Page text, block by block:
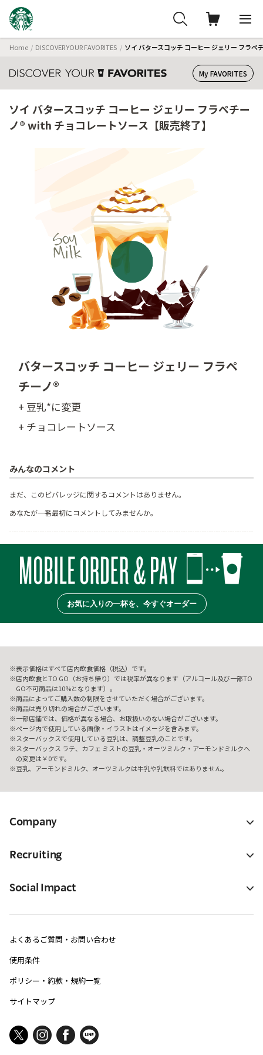
Home DISCOVER YOUR FAVORITES ソイ バタースコッチ コーヒー ジェリー フラ
My FAVORITES
ソイ バタースコッチ コーヒー ジェリー フラペチー
ノ® with チョコレートソース【販売終了】
バタースコッチ コーヒー ジェリー フラペ
チーノ®
+ 豆乳*に変更
+ チョコレートソース
みんなのコメント
まだ、このビバレッジに関するコメントはありません。
あなたが一番最初にコメントしてみませんか。
お気に入りの一杯を、今すぐオーダー
表示価格はすべて店内飲食価格（税込）です。
店内飲食とTO GO（お持ち帰り）では税率が異なります（アルコール及び一部TO
GO不可商品は10%となります）。
商品によってご購入数の制限をさせていただく場合がございます。
商品は売り切れの場合がございます。
一部店舗では、価格が異なる場合、お取扱いのない場合がございます。
ページ内で使用している画像・イラストはイメージを含みます。
スターバックスで使用している豆乳は、調整豆乳のことです。
スターバックス ラテ、カフェ ミストの豆乳・オーツミルク・アーモンドミルクへ
の変更は￥0です。
豆乳、アーモンドミルク、オーツミルクは牛乳や乳飲料ではありません。
Company
Recruiting
Social Impact
よくあるご質問・お問い合わせ
使用条件
ポリシー・約款・規約一覧
サイトマップ